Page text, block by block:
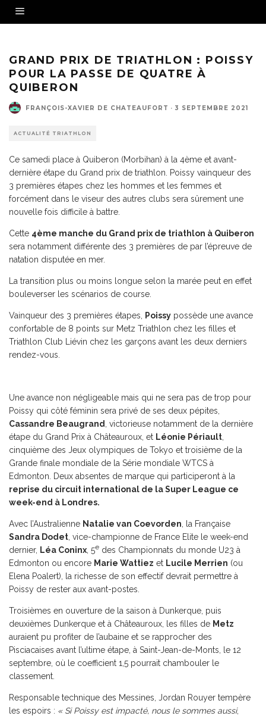
GRAND PRIX DE TRIATHLON : POISSY
POUR LA PASSE DE QUATRE À
QUIBERON
FRANÇOIS-XAVIER DE CHATEAUFORT · 3 SEPTEMBRE 2021
ACTUALITÉ TRIATHLON
Ce samedi place à Quiberon (Morbihan) à la 4ème et avant-
dernière étape du Grand prix de triathlon. Poissy vainqueur des
3 premières étapes chez les hommes et les femmes et
forcément dans le viseur des autres clubs sera sûrement une
nouvelle fois difficile à battre.
Cette 4ème manche du Grand prix de triathlon à Quiberon
sera notamment différente des 3 premières de par l’épreuve de
natation disputée en mer.
La transition plus ou moins longue selon la marée peut en effet
bouleverser les scénarios de course.
Vainqueur des 3 premières étapes, Poissy possède une avance
confortable de 8 points sur Metz Triathlon chez les filles et
Triathlon Club Liévin chez les garçons avant les deux derniers
rendez-vous.
Une avance non négligeable mais qui ne sera pas de trop pour
Poissy qui côté féminin sera privé de ses deux pépites,
Cassandre Beaugrand
, victorieuse notamment de la dernière
étape du Grand Prix à Châteauroux, et Léonie Périault
cinquième des Jeux olympiques de Tokyo et troisième de la
Grande finale mondiale de la Série mondiale WTCS à
Edmonton. Deux absentes de marque qui participeront à la
reprise du circuit international de la Super League ce
week-end à Londres.
Avec l’Australienne Natalie van Coevorden , la Française
Sandra Dodet , vice-championne de France Elite le week-end
dernier, Léa Coninx , 5e des Championnats du monde U23 à
Edmonton ou encore Marie Wattiez et Lucile Merrien (ou
Elena Poalert), la richesse de son effectif devrait permettre à
Poissy de rester aux avant-postes.
Troisièmes en ouverture de la saison à Dunkerque, puis
deuxièmes Dunkerque et à Châteauroux, les filles de Metz
auraient pu profiter de l’aubaine et se rapprocher des
Pisciacaises avant l’ultime étape, à Saint-Jean-de-Monts, le 12
septembre, où le coefficient 1,5 pourrait chambouler le
classement.
Responsable technique des Messines, Jordan Rouyer tempère
les espoirs : « Si Poissy est impacté, nous le sommes aussi,